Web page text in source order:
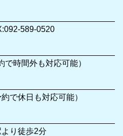
589-0520
時間外も対応可能）
で休日も対応可能）
り徒歩2分